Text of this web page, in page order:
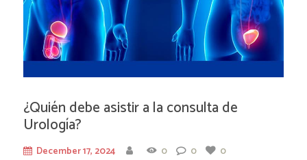
¿Quién debe asistir a la consulta de
Urología?
December 17, 2024 0 0 0